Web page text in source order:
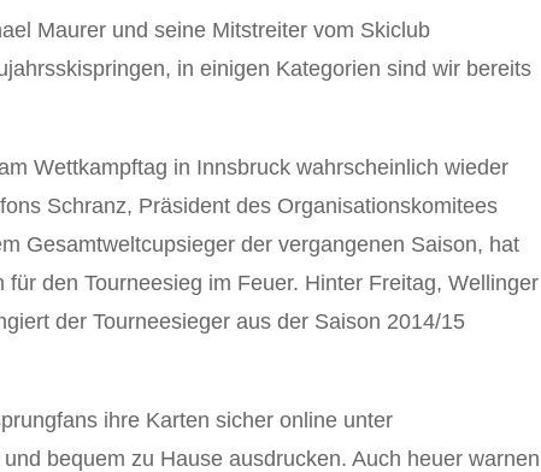
Maurer und seine Mitstreiter vom Skiclub
in einigen Kategorien sind wir bereits
Wettkampftag in Innsbruck wahrscheinlich wieder
Schranz, Präsident des Organisationskomitees
Gesamtweltcupsieger der vergangenen Saison, hat
den Tourneesieg im Feuer. Hinter Freitag, Wellinger
der Tourneesieger aus der Saison 2014/15
ihre Karten sicher online unter
bequem zu Hause ausdrucken. Auch heuer warnen